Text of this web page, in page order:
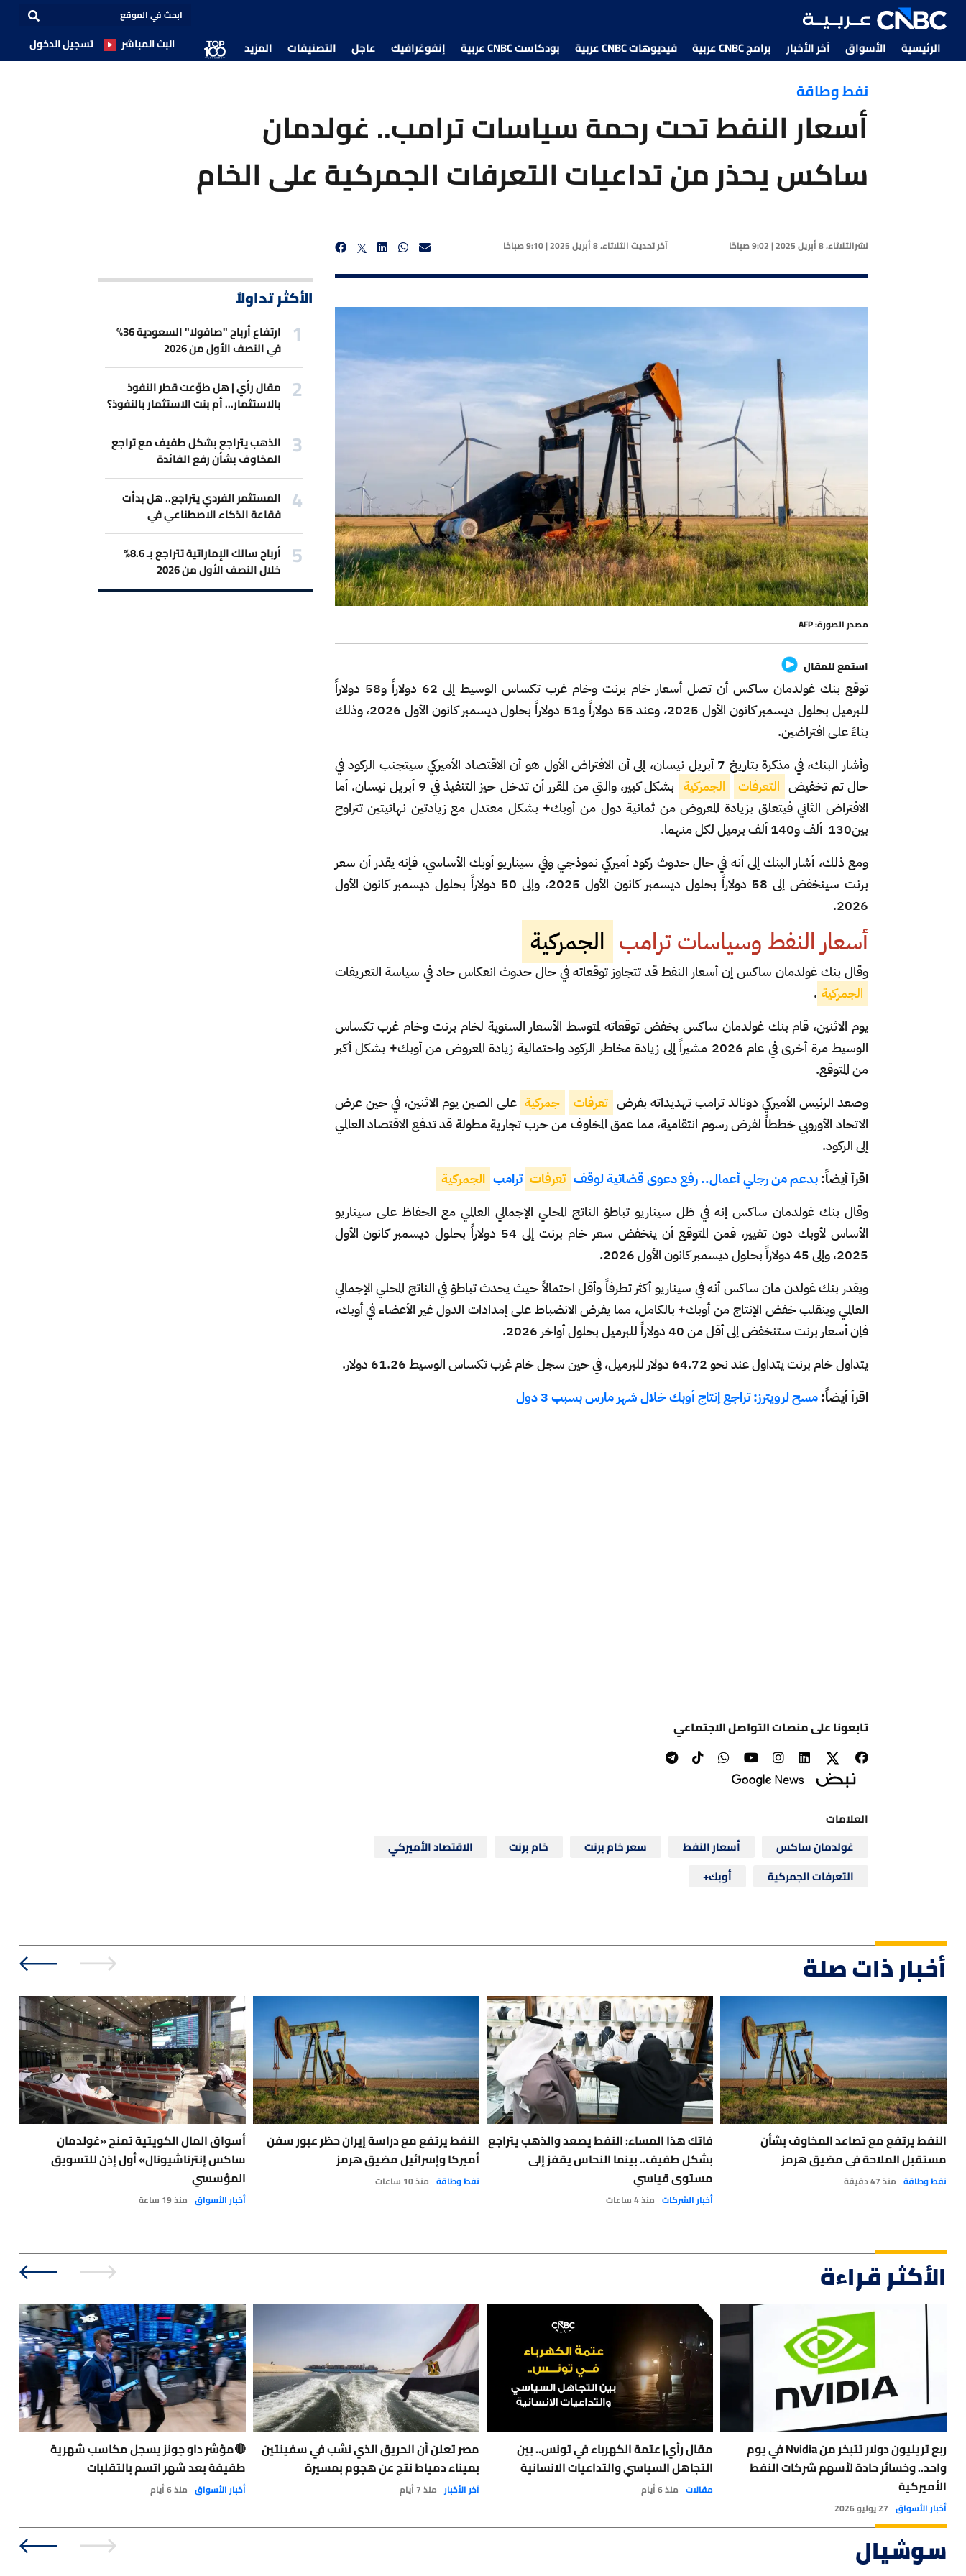
الرئيسية الأسواق آخر الأخبار برامج CNBC عربية فيديوهات CNBC عربية بودكاست CNBC عربية إنفوغرافيك عاجل التصنيفات المزيد البث المباشر تسجيل الدخول
نفط وطاقة
أسعار النفط تحت رحمة سياسات ترامب.. غولدمان
ساكس يحذر من تداعيات التعرفات الجمركية على الخام
نشرالثلاثاء، 8 أبريل 2025 | 9:02 صباحًا آخر تحديثالثلاثاء، 8 أبريل 2025 | 9:10 صباحًا
مصدر الصورة: AFP
استمع للمقال
توقع بنك غولدمان ساكس أن تصل أسعار خام برنت وخام غرب تكساس الوسيط إلى 62 دولاراً و58 دولاراً
للبرميل بحلول ديسمبر كانون الأول 2025، وعند 55 دولاراً و51 دولاراً بحلول ديسمبر كانون الأول 2026، وذلك
بناءً على افتراضين.
وأشار البنك، في مذكرة بتاريخ 7 أبريل نيسان، إلى أن الافتراض الأول هو أن الاقتصاد الأميركي سيتجنب الركود في
حال تم تخفيض التعرفات الجمركية
بشكل كبير، والتي من المقرر أن تدخل حيز التنفيذ في 9 أبريل نيسان. أما
الافتراض الثاني فيتعلق بزيادة المعروض من ثمانية دول من أوبك+ بشكل معتدل مع زيادتين نهائيتين تتراوح
بين130 ألف و140 ألف برميل لكل منهما.
ومع ذلك، أشار البنك إلى أنه في حال حدوث ركود أميركي نموذجي وفي سيناريو أوبك الأساسي، فإنه يقدر أن سعر
برنت سينخفض إلى 58 دولاراً بحلول ديسمبر كانون الأول 2025، وإلى 50 دولاراً بحلول ديسمبر كانون الأول
2026.
أسعار النفط وسياسات ترامب الجمركية
وقال بنك غولدمان ساكس إن أسعار النفط قد تتجاوز توقعاته في حال حدوث انعكاس حاد في سياسة التعريفات
الجمركية .
يوم الاثنين، قام بنك غولدمان ساكس بخفض توقعاته لمتوسط ​​الأسعار السنوية لخام برنت وخام غرب تكساس
الوسيط مرة أخرى في عام 2026 مشيراً إلى زيادة مخاطر الركود واحتمالية زيادة المعروض من أوبك+ بشكل أكبر
من المتوقع.
وصعد الرئيس الأميركي دونالد ترامب تهديداته بفرض تعرفات جمركية على الصين يوم الاثنين، في حين عرض
الاتحاد الأوروبي خططاً لفرض رسوم انتقامية، مما عمق المخاوف من حرب تجارية مطولة قد تدفع الاقتصاد العالمي
إلى الركود.
اقرأ أيضاً:بدعم من رجلي أعمال.. رفع دعوى قضائية لوقف تعرفات ترامب الجمركية
وقال بنك غولدمان ساكس إنه في ظل سيناريو تباطؤ الناتج المحلي الإجمالي العالمي مع الحفاظ على سيناريو
الأساس لأوبك دون تغيير، فمن المتوقع أن ينخفض سعر خام برنت إلى 54 دولاراً بحلول ديسمبر كانون الأول
2025، وإلى 45 دولاراً بحلول ديسمبر كانون الأول 2026.
ويقدر بنك غولدن مان ساكس أنه في سيناريو أكثر تطرفاً وأقل احتمالاً حيث يحدث تباطؤ في الناتج المحلي الإجمالي
العالمي وينقلب خفض الإنتاج من أوبك+ بالكامل، مما يفرض الانضباط على إمدادات الدول غير الأعضاء في أوبك،
فإن أسعار برنت ستنخفض إلى أقل من 40 دولاراً للبرميل بحلول أواخر 2026.
يتداول خام برنت يتداول عند نحو 64.72 دولار للبرميل، في حين سجل خام غرب تكساس الوسيط 61.26 دولار.
اقرأ أيضاً:مسح لرويترز: تراجع إنتاج أوبك خلال شهر مارس بسبب 3 دول
تابعونا على منصات التواصل الاجتماعي
العلامات
غولدمان ساكس
أسعار النفط سعر خام برنت خام برنت
الاقتصاد الأميركي
التعرفات الجمركية
أوبك+
الأكثر تداولاً
ارتفاع أرباح "صافولا" السعودية 36%
في النصف الأول من 2026
مقال رأي | هل طوّعت قطر النفوذ
بالاستثمار... أم بنت الاستثمار بالنفوذ؟
الذهب يتراجع بشكل طفيف مع تراجع
المخاوف بشأن رفع الفائدة
المستثمر الفردي يتراجع.. هل بدأت
فقاعة الذكاء الاصطناعي في
الانكماش؟
أرباح سالك الإماراتية تتراجع بـ 8.6%
خلال النصف الأول من 2026
أخبار ذات صلة
النفط يرتفع مع تصاعد المخاوف بشأن
مستقبل الملاحة في مضيق هرمز
نفط وطاقة منذ 47 دقيقة
فاتك هذا المساء: النفط يصعد والذهب يتراجع
بشكل طفيف.. بينما النحاس يقفز إلى
مستوى قياسي
أخبار الشركات منذ 4 ساعات
النفط يرتفع مع دراسة إيران حظر عبور سفن
أميركا وإسرائيل مضيق هرمز
نفط وطاقة منذ 10 ساعات
أسواق المال الكويتية تمنح «غولدمان
ساكس إنترناشيونال» أول إذن للتسويق
المؤسسي
أخبار الأسواق منذ 19 ساعة
الأكثر قراءة
ربع تريليون دولار تتبخر من Nvidia في يوم
واحد.. وخسائر حادة لأسهم شركات النفط
الأميركية
أخبار الأسواق 27 يوليو 2026
مقال رأي| عتمة الكهرباء في تونس.. بين
التجاهل السياسي والتداعيات الانسانية
مقالات منذ 6 أيام
مصر تعلن أن الحريق الذي نشب في سفينتين
بميناء دمياط نتج عن هجوم بمسيرة
آخر الأخبار منذ 7 أيام
🔴مؤشر داو جونز يسجل مكاسب شهرية
طفيفة بعد شهر اتسم بالتقلبات
أخبار الأسواق منذ 6 أيام
سوشيال